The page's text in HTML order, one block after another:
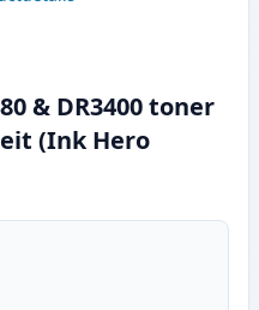
& DR3400 toner
(Ink Hero